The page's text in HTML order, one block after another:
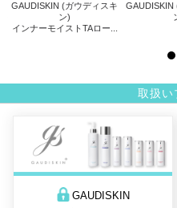
GAUDISKIN (ガウディスキ
ン)
インナーモイストTAロー...
GAUDISKIN
取扱い
GAUDISKIN